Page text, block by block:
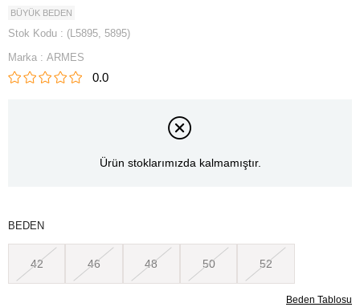
BÜYÜK BEDEN
Stok Kodu
(L5895, 5895)
Marka : ARMES
0.0
Ürün stoklarımızda kalmamıştır.
BEDEN
42 46 48 50 52
Beden Tablosu